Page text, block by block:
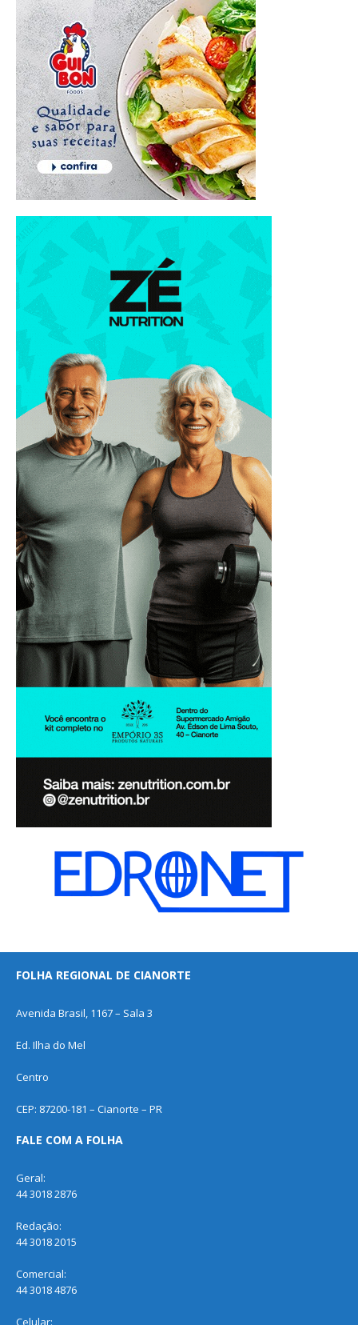
FOLHA REGIONAL DE CIANORTE
Avenida Brasil, 1167 – Sala 3
Ed. Ilha do Mel
Centro
CEP: 87200-181 – Cianorte – PR
FALE COM A FOLHA
Geral:
44 3018 2876
Redação:
44 3018 2015
Comercial:
44 3018 4876
Celular: